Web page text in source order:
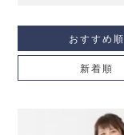
おすすめ順
新着順